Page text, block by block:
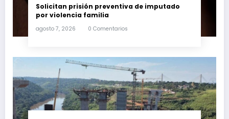
Solicitan prisión preventiva de imputado
por violencia familia
agosto 7, 2026 0 Comentarios